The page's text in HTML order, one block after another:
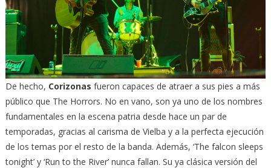
De hecho, Corizonas fueron capaces de atraer a sus pies a más
público que The Horrors. No en vano, son ya uno de los nombres
fundamentales en la escena patria desde hace un par de
temporadas, gracias al carisma de Vielba y a la perfecta ejecución
de los temas por el resto de la banda. Además, ‘The falcon sleeps
tonight’ y ‘Run to the River’ nunca fallan. Su ya clásica versión del